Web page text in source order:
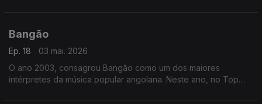
Bangão
Ep. 18
03 mai. 2026
O ano 2003, consagrou Bangão como um dos maiores
intérpretes da música popular angolana. Neste ano, no Top